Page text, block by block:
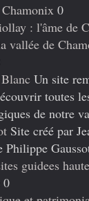
0
: l'âme de
vallée de
Un site
toutes
de notre
Site créé par
Philippe
guidees
0